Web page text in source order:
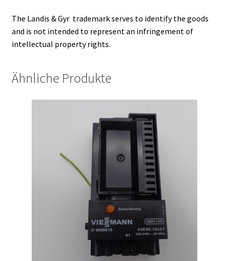
The Landis & Gyr trademark serves to identify the goods
and is not intended to represent an infringement of
intellectual property rights.
Ähnliche Produkte